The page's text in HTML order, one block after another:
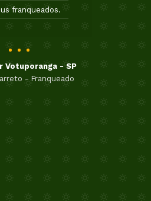
franqueados.
Votuporanga - SP
- Franqueado